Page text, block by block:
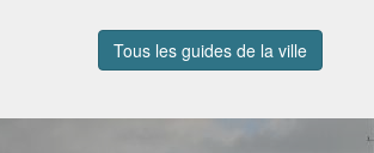
Tous les guides de la ville